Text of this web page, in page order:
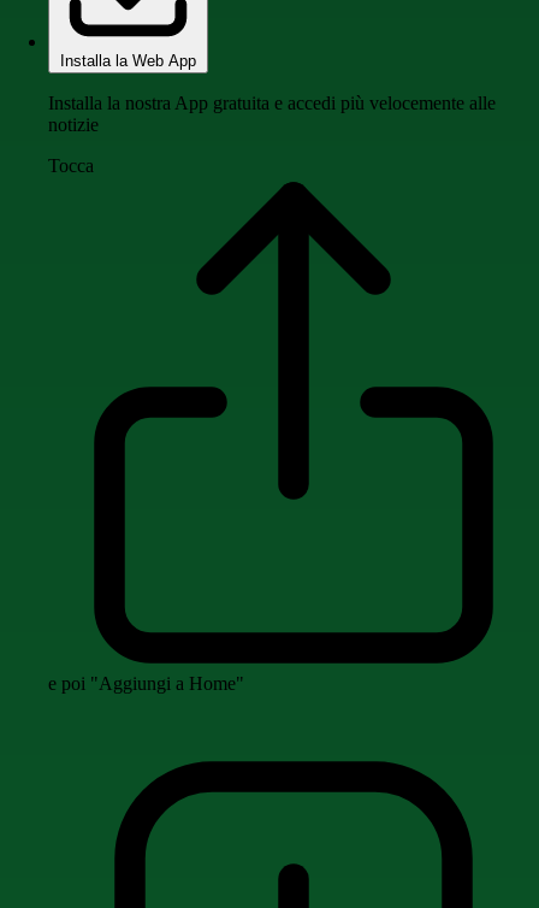
Installa la Web App
Installa la nostra App gratuita e accedi più velocemente alle
notizie
Tocca
e poi "Aggiungi a Home"